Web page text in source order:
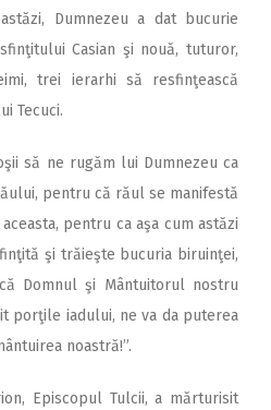
Dumnezeu a dat bucurie
Casian şi nouă, tuturor,
trei ierarhi să resfinţească
Tecuci.
să ne rugăm lui Dumnezeu ca
pentru că răul se manifestă
pentru ca aşa cum astăzi
şi trăieşte bucuria biruinţei,
Domnul şi Mântuitorul nostru
porţile iadului, ne va da puterea
noastră!”.
Episcopul Tulcii, a mărturisit